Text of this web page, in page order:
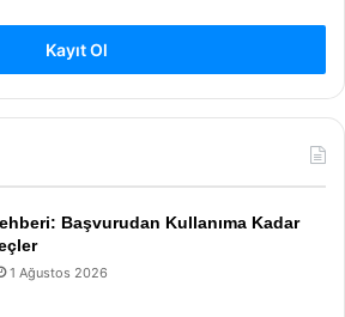
Kayıt Ol
Başvurudan Kullanıma Kadar
1 Ağustos 2026